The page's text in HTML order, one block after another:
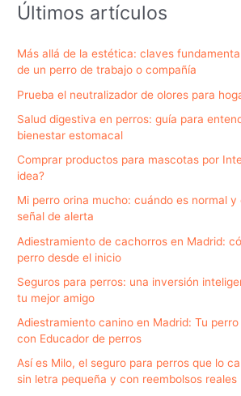
Últimos artículos
Más allá de la estética: claves
de un perro de trabajo o compañía
Prueba el neutralizador de olores para
Salud digestiva en perros: guía para
bienestar estomacal
Comprar productos para mascotas por
idea?
Mi perro orina mucho: cuándo es normal y
señal de alerta
Adiestramiento de cachorros en Madrid:
perro desde el inicio
Seguros para perros: una inversión
tu mejor amigo
Adiestramiento canino en Madrid: Tu
con Educador de perros
Así es Milo, el seguro para perros que lo
sin letra pequeña y con reembolsos reales